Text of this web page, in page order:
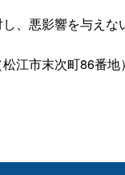
、悪影響を与えな
江市末次町86番地